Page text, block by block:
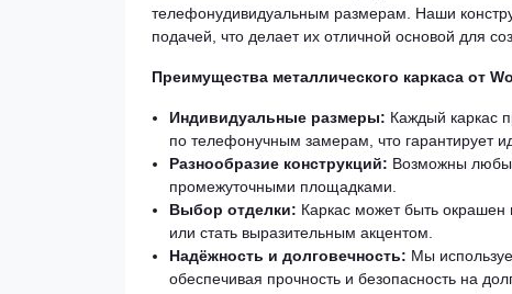
телефонудивидуальным размерам. Наши
подачей, что делает их отличной основой для
Преимущества металлического каркаса от
Индивидуальные размеры: Каждый каркас
по телефонучным замерам, что гарантирует
Разнообразие конструкций: Возможны
промежуточными площадками.
Выбор отделки: Каркас может быть окрашен
или стать выразительным акцентом.
Надёжность и долговечность: Мы
обеспечивая прочность и безопасность на